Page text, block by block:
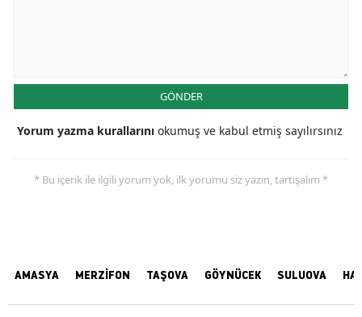
GÖNDER
Yorum yazma kurallarını okumuş ve kabul etmiş sayılırsınız
* Bu içerik ile ilgili yorum yok, ilk yorumu siz yazın, tartışalım *
AMASYA MERZİFON TAŞOVA GÖYNÜCEK SULUOVA